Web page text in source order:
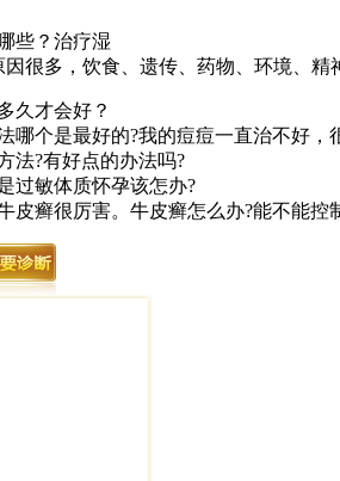
些？治疗湿
因很多，饮食、遗传、药物、环境、
久才会好？
哪个是最好的?我的痘痘一直治不好，
法?有好点的办法吗?
过敏体质怀孕该怎办?
皮癣很厉害。牛皮癣怎么办?能不能控